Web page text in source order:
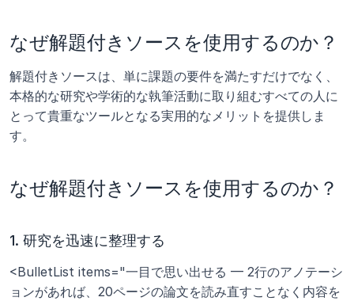
なぜ解題付きソースを使用するのか？
解題付きソースは、単に課題の要件を満たすだけでなく、
本格的な研究や学術的な執筆活動に取り組むすべての人に
とって貴重なツールとなる実用的なメリットを提供しま
す。
なぜ解題付きソースを使用するのか？
1. 研究を迅速に整理する
<BulletList items="一目で思い出せる — 2行のアノテーシ
ョンがあれば、20ページの論文を読み直すことなく内容を